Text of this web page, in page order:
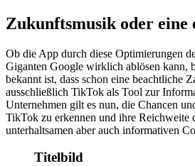
Zukunftsmusik oder eine
Ob die App durch diese Optimierungen
Giganten Google wirklich ablösen kann,
bekannt ist, dass schon eine beachtliche
ausschließlich TikTok als Tool zur
Unternehmen gilt es nun, die Chancen
TikTok zu erkennen und ihre Reichweite
unterhaltsamen aber auch informativen
Titelbild